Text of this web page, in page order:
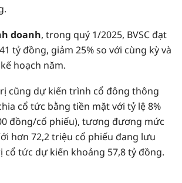
doanh, trong quý 1/2025, BVSC đạt
tỷ đồng, giảm 25% so với cùng kỳ và
hoạch năm.
cũng dự kiến trình cổ đông thông
cổ tức bằng tiền mặt với tỷ lệ 8%
đồng/cổ phiếu), tương đương mức
hơn 72,2 triệu cổ phiếu đang lưu
cổ tức dự kiến khoảng 57,8 tỷ đồng.